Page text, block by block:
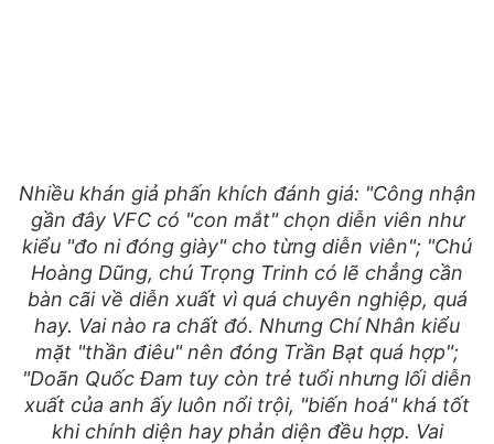
Nhiều khán giả phấn khích đánh giá: "Công nhận
gần đây VFC có "con mắt" chọn diễn viên như
kiểu "đo ni đóng giày" cho từng diễn viên"; "Chú
Hoàng Dũng, chú Trọng Trinh có lẽ chẳng cần
bàn cãi về diễn xuất vì quá chuyên nghiệp, quá
hay. Vai nào ra chất đó. Nhưng Chí Nhân kiểu
mặt "thần điêu" nên đóng Trần Bạt quá hợp";
"Doãn Quốc Đam tuy còn trẻ tuổi nhưng lối diễn
xuất của anh ấy luôn nổi trội, "biến hoá" khá tốt
khi chính diện hay phản diện đều hợp. Vai